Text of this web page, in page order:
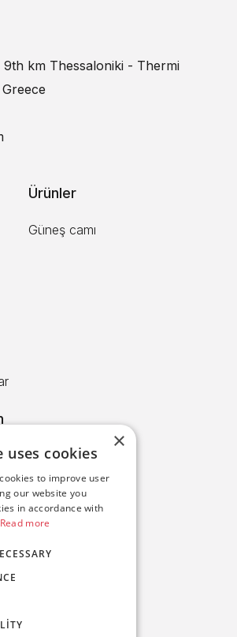
9th km Thessaloniki - Thermi
Ürünler
Güneş camı
'nı kabul ediyorum
×
uses cookies
to improve user
our website you
in accordance with
Read more